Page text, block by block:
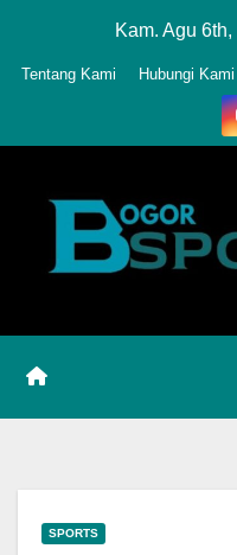
Kam. Agu
Tentang Kami Hubungi Kami
SPORTS